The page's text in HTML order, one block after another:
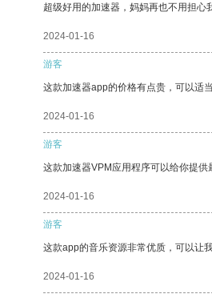
超级好用的加速器，妈妈再也不用担心
2024-01-16
游客
这款加速器app的价格有点贵，可以适
2024-01-16
游客
这款加速器VPM应用程序可以给你提供
2024-01-16
游客
这款app的音乐资源非常优质，可以让
2024-01-16